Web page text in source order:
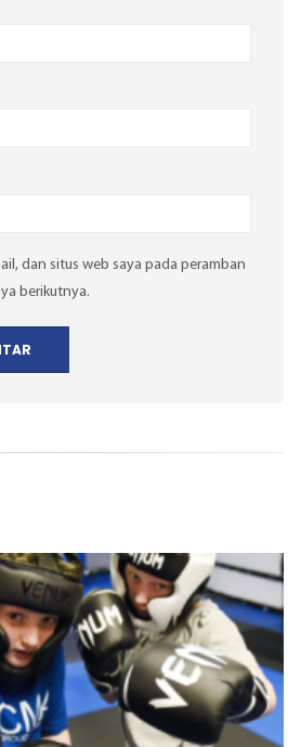
dan situs web saya pada peramban
berikutnya.